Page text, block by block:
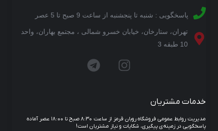
پاسخگویی : شنبه تا پنجشنبه از ساعت 9 صبح تا 5 عصر
تهران، ستارخان، خیابان خسرو شمالی ، مجتمع بهاران، واحد
10 طبقه 3
خدمات مشتریان
مدیریت روابط عمومی فروشگاه روبان قرمز از ساعت ۸:۳۰ صبح تا ۱۸:۰۰ عصر آماده
پاسخگویی در زمینه‌ی پیگیری، شکایات و نیاز مشتریان است!